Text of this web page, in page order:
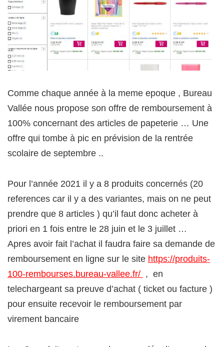
Comme chaque année à la meme epoque , Bureau
Vallée nous propose son offre de remboursement à
100% concernant des articles de papeterie … Une
offre qui tombe à pic en prévision de la rentrée
scolaire de septembre ..
Pour l’année 2021 il y a 8 produits concernés (20
references car il y a des variantes, mais on ne peut
prendre que 8 articles ) qu’il faut donc acheter à
priori en 1 fois entre le 28 juin et le 3 juillet …
Apres avoir fait l’achat il faudra faire sa demande de
remboursement en ligne sur le site https://produits-
100-rembourses.bureau-vallee.fr/ , en
telechargeant sa preuve d’achat ( ticket ou facture )
pour ensuite recevoir le remboursement par
virement bancaire